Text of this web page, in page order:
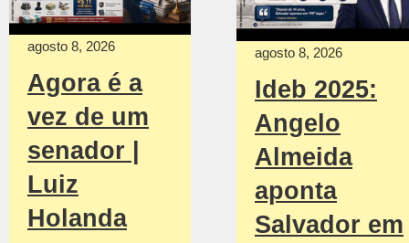
agosto 8, 2026
Agora é a
vez de um
senador |
Luiz
Holanda
agosto 8, 2026
Ideb 2025:
Angelo
Almeida
aponta
Salvador em